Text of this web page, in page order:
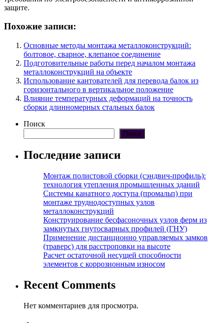
защите.
Похожие записи:
Основные методы монтажа металлоконструкций:
болтовое, сварное, клепаное соединение
Подготовительные работы перед началом монтажа
металлоконструкций на объекте
Использование кантователей для перевода балок из
горизонтального в вертикальное положение
Влияние температурных деформаций на точность
сборки длинномерных стальных балок
Поиск
Поиск
Последние записи
Монтаж полистовой сборки (сэндвич-профиль):
технология утепления промышленных зданий
Системы канатного доступа (промальп) при
монтаже труднодоступных узлов
металлоконструкций
Конструирование бесфасоночных узлов ферм из
замкнутых гнутосварных профилей (ГНУ)
Применение дистанционно управляемых замков
(траверс) для расстроповки на высоте
Расчет остаточной несущей способности
элементов с коррозионным износом
Recent Comments
Нет комментариев для просмотра.